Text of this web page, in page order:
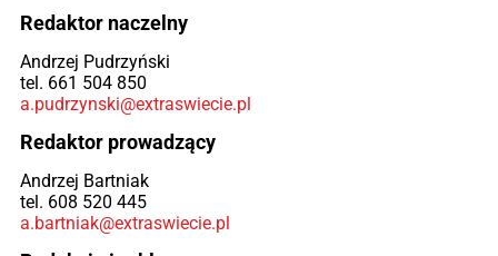
Redaktor naczelny
Andrzej Pudrzyński
tel. 661 504 850
a.pudrzynski@extraswiecie.pl
Redaktor prowadzący
Andrzej Bartniak
tel. 608 520 445
a.bartniak@extraswiecie.pl